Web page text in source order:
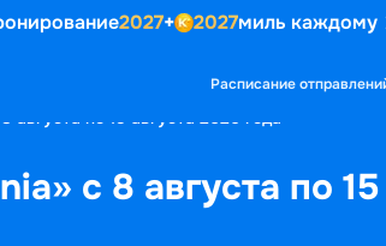
2027+ 2027миль каждому
Расписание
августа по 15 августа 2026 года
с 8 августа по